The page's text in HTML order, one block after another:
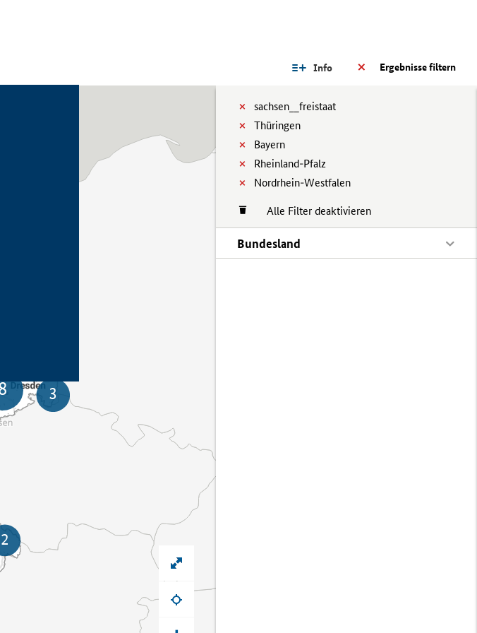
Ergebnisse filtern
Info
sachsen__freistaat
Thüringen
Bayern
Rheinland-Pfalz
Nordrhein-Westfalen
Alle Filter deaktivieren
Bundesland